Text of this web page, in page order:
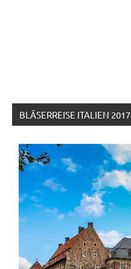
BLÄSERREISE ITALIEN 2017